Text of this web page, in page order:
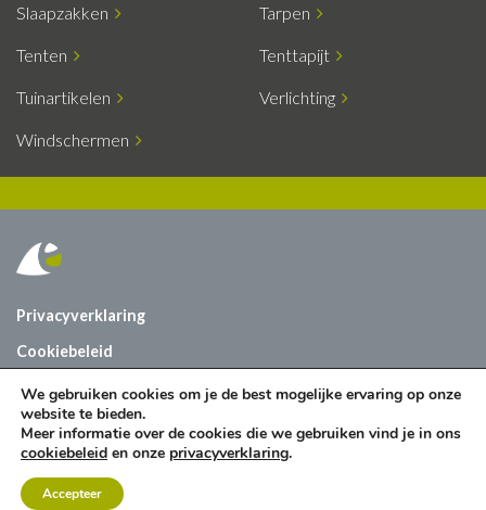
Slaapzakken Tarpen
Tenten Tenttapijt
Tuinartikelen Verlichting
Windschermen
Privacyverklaring
Cookiebeleid
Vacatures
Contact
We gebruiken cookies om je de best mogelijke ervaring op onze
website te bieden.
Meer informatie over de cookies die we gebruiken vind je in ons
cookiebeleid en onze privacyverklaring.
Accepteer